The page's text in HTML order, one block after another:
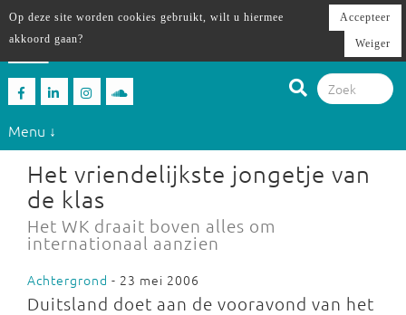
Menu ↓
Het vriendelijkste jongetje van
de klas
Het WK draait boven alles om
internationaal aanzien
Achtergrond - 23 mei 2006
Duitsland doet aan de vooravond van het
Op deze site worden cookies gebruikt, wilt u hiermee
akkoord gaan?
Accepteer
Weiger